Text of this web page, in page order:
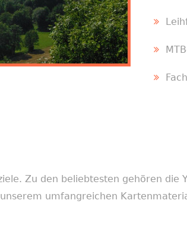
Zu den beliebtesten gehören
umfangreichen